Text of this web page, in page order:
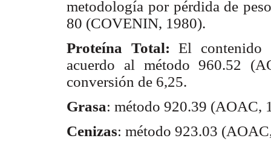
metodología por pérdida de
80 (COVENIN, 1980).
Proteína Total: El contenido
acuerdo al método 960.52
conversión de 6,25.
Grasa: método 920.39 (AOAC,
Cenizas: método 923.03